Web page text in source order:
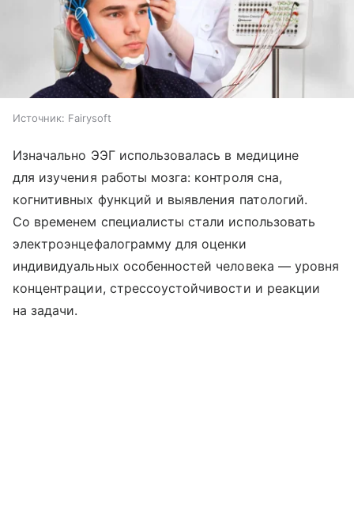
Источник: Fairysoft
Изначально ЭЭГ использовалась в медицине
для изучения работы мозга: контроля сна,
когнитивных функций и выявления патологий.
Со временем специалисты стали использовать
электроэнцефалограмму для оценки
индивидуальных особенностей человека — уровня
концентрации, стрессоустойчивости и реакции
на задачи.